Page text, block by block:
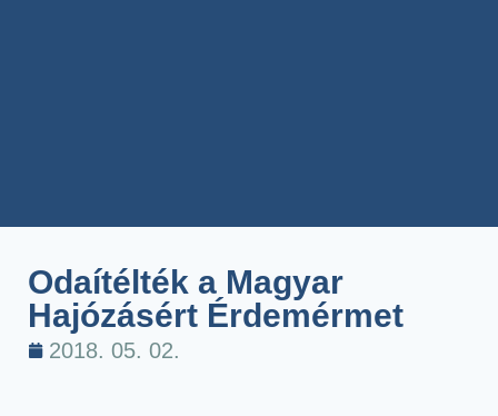
Odaítélték a Magyar
Hajózásért Érdemérmet
2018. 05. 02.